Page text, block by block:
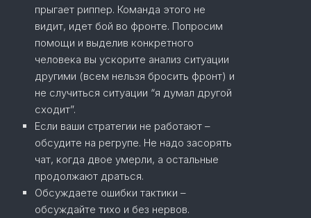
прыгает риппер. Команда этого не
видит, идет бой во фронте. Попросим
помощи и выделив конкретного
человека вы ускорите анализ ситуации
другими (всем нельзя бросить фронт) и
не случиться ситуации “я думал другой
сходит”.
Если ваши стратегии не работают –
обсудите на регрупе. Не надо засорять
чат, когда двое умерли, а остальные
продолжают драться.
Обсуждаете ошибки тактики –
обсуждайте тихо и без нервов.